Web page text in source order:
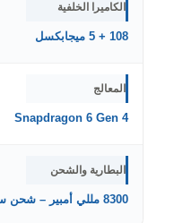
الكاميرا الخلفية
108 + 5 ميجابكسل
المعالج
Snapdragon 6 Gen 4
البطارية والشحن
8300 مللي أمبير – شحن سريع 66 واط